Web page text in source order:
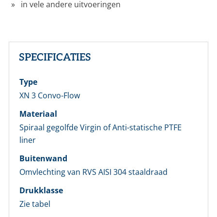
in vele andere uitvoeringen
SPECIFICATIES
Type
XN 3 Convo-Flow
Materiaal
Spiraal gegolfde Virgin of Anti-statische PTFE
liner
Buitenwand
Omvlechting van RVS AISI 304 staaldraad
Drukklasse
Zie tabel
LOGIN
E-mailadres *
Wachtwoord *
Nog geen account bij ons?
Maak eerst een persoonlijk account aan